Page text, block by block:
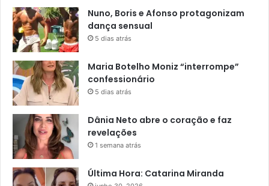
Nuno, Boris e Afonso protagonizam
dança sensual
5 dias atrás
Maria Botelho Moniz “interrompe”
confessionário
5 dias atrás
Dânia Neto abre o coração e faz
revelações
1 semana atrás
Última Hora: Catarina Miranda